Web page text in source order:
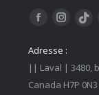
Trouvez nous
FacebookInstagram
Adresse :
|| Laval | 3480,
Canada H7P